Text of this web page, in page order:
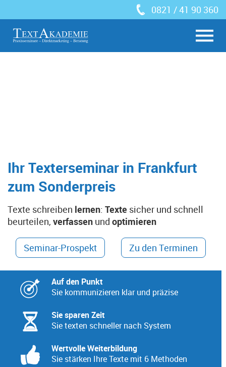
0821 / 41 90 360
Ihr Texterseminar in Frankfurt
zum Sonderpreis
Texte schreiben lernen: Texte sicher und schnell
beurteilen, verfassen und optimieren
Seminar-Prospekt Zu den Terminen
Auf den Punkt
Sie kommunizieren klar und präzise
Sie sparen Zeit
Sie texten schneller nach System
Wertvolle Weiterbildung
Sie stärken Ihre Texte mit 6 Methoden